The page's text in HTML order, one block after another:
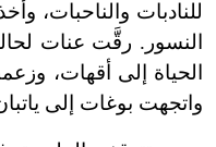
للنادبات والناحبات،
النسور. رقَّت عنات
الحياة إلى أقهات،
واتجهت بوغات إلى